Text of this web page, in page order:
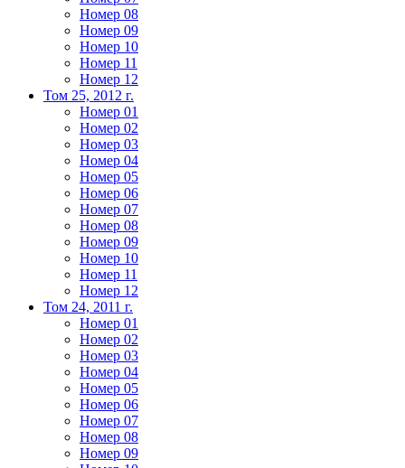
Номер 08
Номер 09
Номер 10
Номер 11
Номер 12
Том 25, 2012 г.
Номер 01
Номер 02
Номер 03
Номер 04
Номер 05
Номер 06
Номер 07
Номер 08
Номер 09
Номер 10
Номер 11
Номер 12
Том 24, 2011 г.
Номер 01
Номер 02
Номер 03
Номер 04
Номер 05
Номер 06
Номер 07
Номер 08
Номер 09